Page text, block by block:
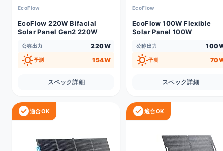
EcoFlow
EcoFlow 220W Bifacial
Solar Panel Gen2 220W
公称出力 220W
sunny予測 154W
スペック詳細
EcoFlow
EcoFlow 100W Flexible
Solar Panel 100W
公称出力
sunny予測
スペック詳細
check_circle適合OK check_circle適合OK